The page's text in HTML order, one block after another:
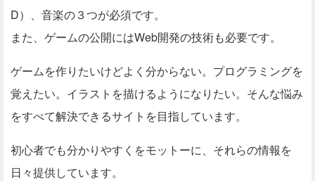
D）、音楽の３つが必須です。
また、ゲームの公開にはWeb開発の技術も必要です。
ゲームを作りたいけどよく分からない。プログラミングを
覚えたい。イラストを描けるようになりたい。そんな悩み
をすべて解決できるサイトを目指しています。
初心者でも分かりやすくをモットーに、それらの情報を
日々提供しています。